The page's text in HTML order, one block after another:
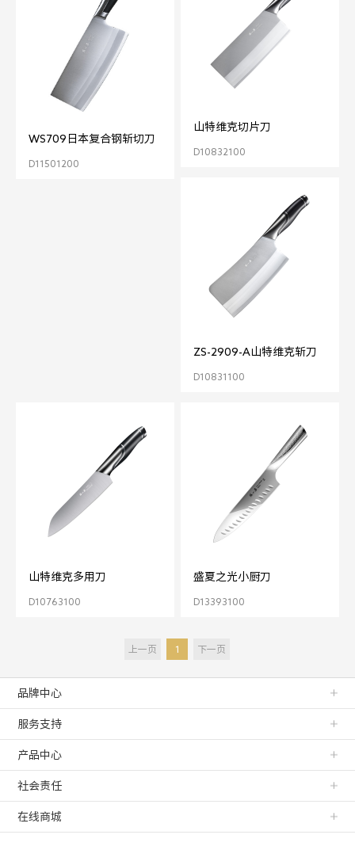
WS709日本复合钢斩切刀
D11501200
山特维克切片刀
D10832100
ZS-2909-A山特维克斩刀
D10831100
山特维克多用刀
D10763100
盛夏之光小厨刀
D13393100
上一页 1 下一页
品牌中心
服务支持
产品中心
社会责任
在线商城